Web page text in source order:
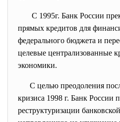
С 1995г. Банк России
прямых кредитов для
федерального бюджета и
целевые централизованные
экономики.
С целью преодоления
кризиса 1998 г. Банк России
реструктуризации